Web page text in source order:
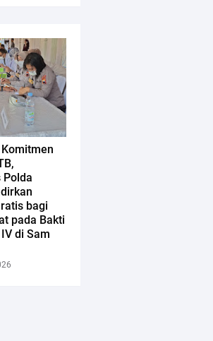
Polda
bagi
pada Bakti
di Sam